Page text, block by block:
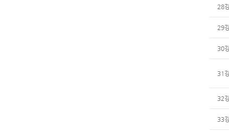
28
29
30
31
32
33